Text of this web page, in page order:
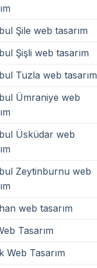
Şile web tasarım
Şişli web tasarım
Tuzla web tasarım
Ümraniye web
Üsküdar web
Zeytinburnu web
web tasarım
Tasarım
Web Tasarım